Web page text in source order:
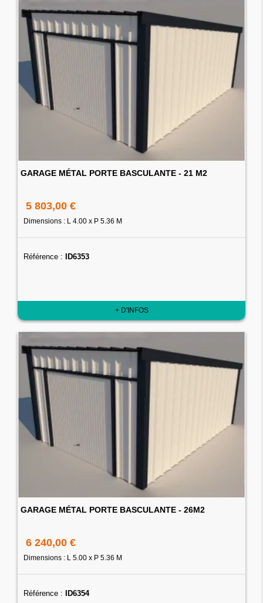
GARAGE MÉTAL PORTE BASCULANTE - 21 M2
5 803,00 €
Dimensions : L 4.00 x P 5.36 M
Référence : ID6353
+ D'INFOS
GARAGE MÉTAL PORTE BASCULANTE - 26M2
6 240,00 €
Dimensions : L 5.00 x P 5.36 M
Référence : ID6354